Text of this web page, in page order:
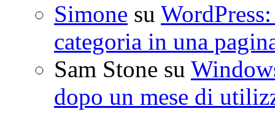
Simone su
categoria in una
Sam Stone su
dopo un mese di